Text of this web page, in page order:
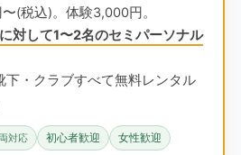
(税込)。体験3,000円。
対して1〜2名のセミパーソナル
下・クラブすべて無料レンタル
両対応 初心者歓迎
女性歓迎